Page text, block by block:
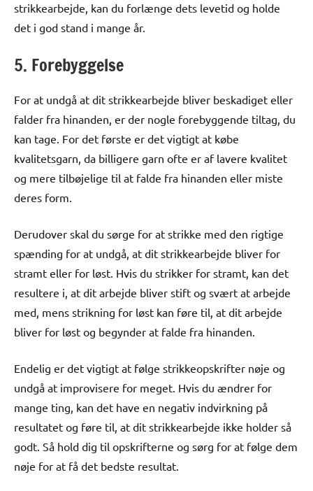
strikkearbejde, kan du forlænge dets levetid og holde
det i god stand i mange år.
5. Forebyggelse
For at undgå at dit strikkearbejde bliver beskadiget eller
falder fra hinanden, er der nogle forebyggende tiltag, du
kan tage. For det første er det vigtigt at købe
kvalitetsgarn, da billigere garn ofte er af lavere kvalitet
og mere tilbøjelige til at falde fra hinanden eller miste
deres form.
Derudover skal du sørge for at strikke med den rigtige
spænding for at undgå, at dit strikkearbejde bliver for
stramt eller for løst. Hvis du strikker for stramt, kan det
resultere i, at dit arbejde bliver stift og svært at arbejde
med, mens strikning for løst kan føre til, at dit arbejde
bliver for løst og begynder at falde fra hinanden.
Endelig er det vigtigt at følge strikkeopskrifter nøje og
undgå at improvisere for meget. Hvis du ændrer for
mange ting, kan det have en negativ indvirkning på
resultatet og føre til, at dit strikkearbejde ikke holder så
godt. Så hold dig til opskrifterne og sørg for at følge dem
nøje for at få det bedste resultat.